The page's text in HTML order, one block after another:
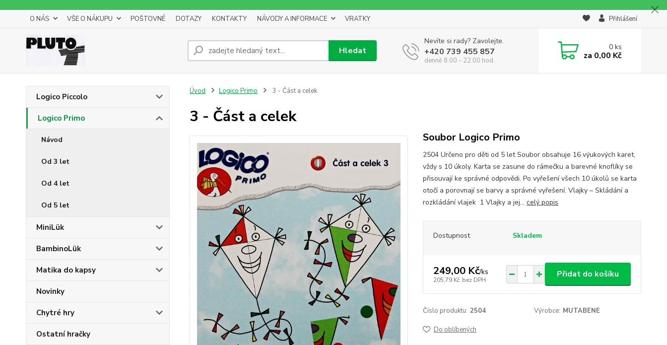
O NÁS VŠE O NÁKUPU POŠTOVNÉ DOTAZY KONTAKTY NÁVODY A INFORMACE VRATKY Přihlášení
Hledat
Nevíte si rady? Zavolejte.
+420 739 455 857
denně 8.00 - 22.00 hod.
0ks
za 0,00 Kč
Logico Piccolo
Logico Primo
Návod
Od 3 let
Od 4 let
Od 5 let
MiniLük
BambinoLük
Matika do kapsy
Novinky
Chytré hry
Ostatní hračky
Úvod Logico Primo 3 - Část a celek
3 - Část a celek
Soubor Logico Primo
2504 Určeno pro děti od 5 let Soubor obsahuje 16 výukových karet,
vždy s 10 úkoly. Karta se zasune do rámečku a barevné knoflíky se
přisouvají ke správné odpovědi. Po vyřešení všech 10 úkolů se karta
otočí a porovnají se barvy a správné vyřešení. Vlajky – Skládání a
rozkládání vlajek 1 Vlajky a jej... celý popis
Dostupnost Skladem
249,00 Kč/ks
205,79 Kč bez DPH
Přidat do košíku
Číslo produktu: 2504 Výrobce: MUTABENE
Do oblíbených